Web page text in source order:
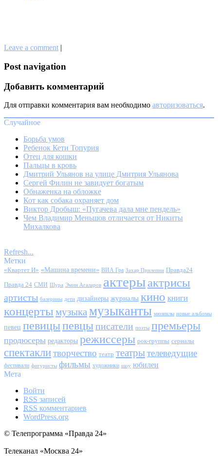
Leave a comment |
Post navigation
Добавить комментарий
Для отправки комментария вам необходимо авторизоваться.
Случайное
Борьба умов
Ребенок Кети Топурия
Отец для кошки
Пальцы в кровь
Дмитрий Ульянов на улице Дмитрия Ульянова
Сергей Филин не завидует богатым
Обнаженка на обложке
Кот как собака охраняет дом
Виктор Дробыш: «Пугачева дала мне пендель»
Чем Владимир Меньшов отличается от Никиты
Михалкова
Refresh...
Метки
«Квартет И» «Машина времени» ВИА Гра Захар Прилепин Правда24
Правда 24 СМИ Шура Эмин Агаларов актерыактрисы
артисты балерины дети дизайнеры журналы кино книги
концерты музыкамузыканты мюзиклы новые альбомы
певец певицыпевцыписатели поэты премьеры
продюсеры редакторы режиссеры рок-группы сериалы
спектаклитворчество театр театрытелеведущие
фестивали фигуристы фильмы художники шоу юбилеи
Мета
Войти
RSS записей
RSS комментариев
WordPress.org
© Телепрограмма «Правда 24»
Телеканал «Москва 24»